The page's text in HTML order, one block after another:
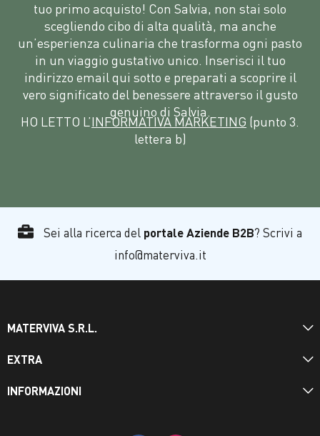
tuo primo acquisto! Con Salvia, non stai solo
scegliendo cibo di alta qualità, ma anche
un’esperienza culinaria che trasforma ogni pasto
in un viaggio gustativo unico. Inserisci il tuo
indirizzo email qui sotto e preparati a scoprire il
vero significato del benessere attraverso il gusto
genuino di Salvia.
HO LETTO L’INFORMATIVA MARKETING (punto 3.
lettera b)
Sei alla ricerca del portale Aziende B2B? Scrivi a
info@materviva.it
MATERVIVA S.R.L.
EXTRA
INFORMAZIONI